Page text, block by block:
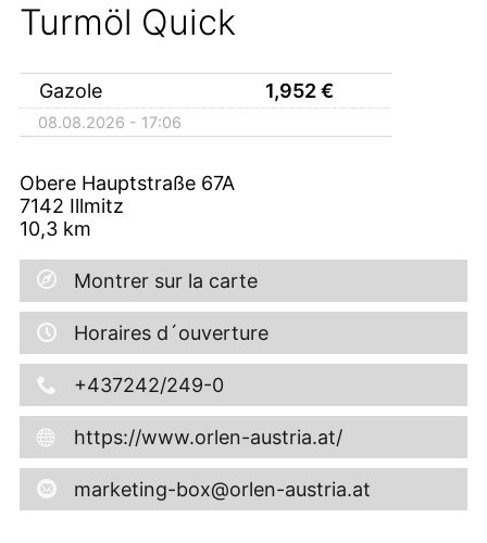
Turmöl Quick
Gazole 1,952€
08.08.2026 - 17:06
Obere Hauptstraße 67A
7142 Illmitz
10,3 km
Montrer sur la carte
Horaires d´ouverture
+437242/249-0
https://www.orlen-austria.at/
marketing-box@orlen-austria.at